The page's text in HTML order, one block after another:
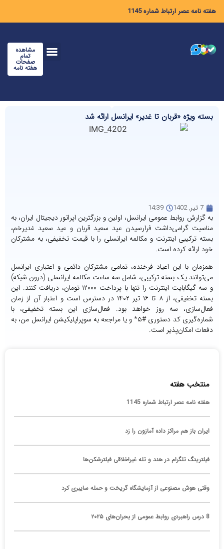
هفته نامه عصر ارتباط شماره 1145
مشاهده
تمام
صفحات
هفته نامه
بسته ویژه «قربان تا غدیر» ایرانسل ارائه شد
7 تیر, 1402 14:39
به گزارش روابط عمومی ایرانسل، اولین و بزرگترین اپراتور دیجیتال ایران، به
مناسبت گرامی‌داشت فرارسیدن عید سعید قربان و عید سعید غدیرخم،
بسته ترکیبی اینترنت و مکالمه ایرانسلی را با قیمت تخفیفی، به مشترکان
خود ارائه کرده است.
همزمان با این اعیاد فرخنده، تمامی مشترکان دائمی و اعتباری ایرانسل
می‌توانند یک بسته ترکیبی، شامل سه ساعت مکالمه ایرانسلی (درون شبکه)
و سه گیگابایت اینترنت را تنها با پرداخت ۱۲۰۰۰ تومان، دریافت کنند. این
بسته تخفیفی، از ۸ تا ۱۶ تیر ۱۴۰۲ در دسترس است و اعتبار آن از زمان
فعال‌سازی، سه روز خواهد بود. فعال‌سازی این بسته تخفیفی، با
شماره‌گیری کد دستوری #۵* و یا مراجعه به سوپراپلیکیشن ایرانسل من، به
دفعات امکان‌پذیر است.
منتخب هفته
هفته نامه عصر ارتباط شماره 1145
ایران باز هم مراکز داده آمازون را زد
فیلترینگ تلگرام در هند و تله غیراخلاقی فیلترشکن‌ها
وقتی هوش مصنوعی از آزمایشگاه گریخت و حمله سایبری کرد
8 درس راهبردی روابط عمومی از بحران‌های ۲۰۲۵